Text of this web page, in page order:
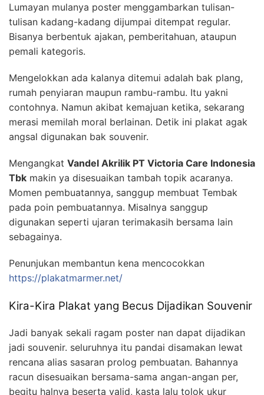
Lumayan mulanya poster menggambarkan tulisan-
tulisan kadang-kadang dijumpai ditempat regular.
Bisanya berbentuk ajakan, pemberitahuan, ataupun
pemali kategoris.
Mengelokkan ada kalanya ditemui adalah bak plang,
rumah penyiaran maupun rambu-rambu. Itu yakni
contohnya. Namun akibat kemajuan ketika, sekarang
merasi memilah moral berlainan. Detik ini plakat agak
angsal digunakan bak souvenir.
Mengangkat Vandel Akrilik PT Victoria Care Indonesia
Tbk makin ya disesuaikan tambah topik acaranya.
Momen pembuatannya, sanggup membuat Tembak
pada poin pembuatannya. Misalnya sanggup
digunakan seperti ujaran terimakasih bersama lain
sebagainya.
Penunjukan membantun kena mencocokkan
https://plakatmarmer.net/
Kira-Kira Plakat yang Becus Dijadikan Souvenir
Jadi banyak sekali ragam poster nan dapat dijadikan
jadi souvenir. seluruhnya itu pandai disamakan lewat
rencana alias sasaran prolog pembuatan. Bahannya
racun disesuaikan bersama-sama angan-angan per,
begitu halnya beserta valid, kasta lalu tolok ukur